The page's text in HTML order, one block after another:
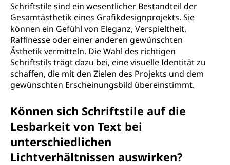
Schriftstile sind ein wesentlicher Bestandteil der
Gesamtästhetik eines Grafikdesignprojekts. Sie
können ein Gefühl von Eleganz, Verspieltheit,
Raffinesse oder einer anderen gewünschten
Ästhetik vermitteln. Die Wahl des richtigen
Schriftstils trägt dazu bei, eine visuelle Identität zu
schaffen, die mit den Zielen des Projekts und dem
gewünschten Erscheinungsbild übereinstimmt.
Können sich Schriftstile auf die
Lesbarkeit von Text bei
unterschiedlichen
Lichtverhältnissen auswirken?